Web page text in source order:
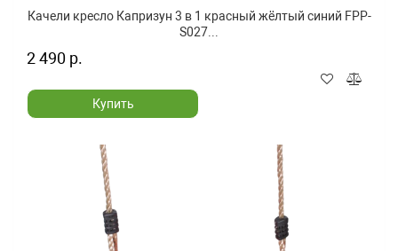
Качели кресло Капризун 3 в 1 красный жёлтый синий FPP-
S027...
2 490 р.
Купить